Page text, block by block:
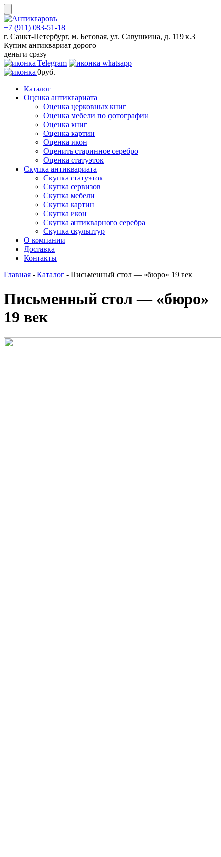
Skip
to
content
+7 (911) 083-51-18
г. Санкт-Петербург, м. Беговая, ул. Савушкина, д. 119 к.3
Купим антиквариат дорого
деньги сразу
0руб.
Каталог
Оценка антиквариата
Оценка церковных книг
Оценка мебели по фотографии
Оценка книг
Оценка картин
Оценка икон
Оценить старинное серебро
Оценка статуэток
Скупка антиквариата
Скупка статуэток
Скупка сервизов
Скупка мебели
Скупка картин
Скупка икон
Скупка антикварного серебра
Скупка скульптур
О компании
Доставка
Контакты
Главная - Каталог - Письменный стол — «бюро» 19 век
Письменный стол — «бюро»
19 век